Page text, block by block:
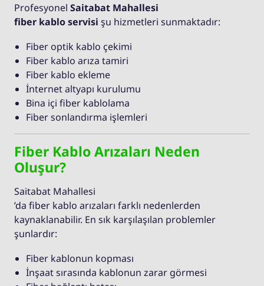
Profesyonel Saitabat Mahallesi
fiber kablo servisi şu hizmetleri sunmaktadır:
Fiber optik kablo çekimi
Fiber kablo arıza tamiri
Fiber kablo ekleme
İnternet altyapı kurulumu
Bina içi fiber kablolama
Fiber sonlandırma işlemleri
Fiber Kablo Arızaları Neden
Oluşur?
Saitabat Mahallesi
’da fiber kablo arızaları farklı nedenlerden
kaynaklanabilir. En sık karşılaşılan problemler
şunlardır:
Fiber kablonun kopması
İnşaat sırasında kablonun zarar görmesi